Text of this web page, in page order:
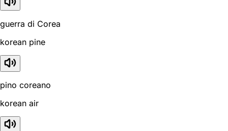
guerra di Corea
korean pine
pino coreano
korean air